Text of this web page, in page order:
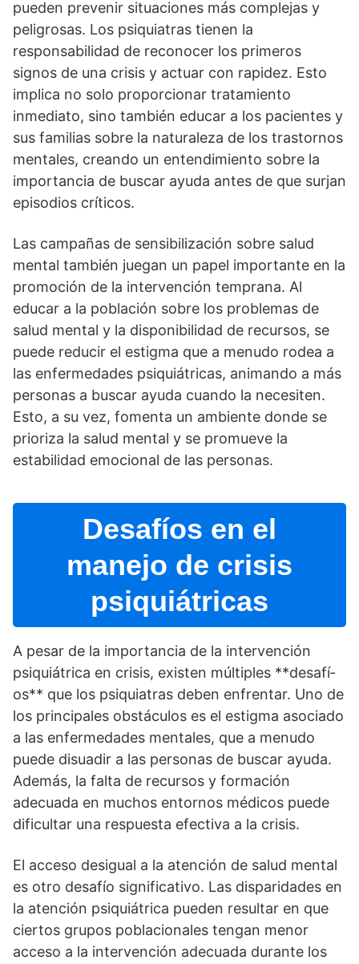
pueden prevenir situaciones más complejas y
peligrosas. Los psiquiatras tienen la
responsabilidad de reconocer los primeros
signos de una crisis y actuar con rapidez. Esto
implica no solo proporcionar tratamiento
inmediato, sino también educar a los pacientes y
sus familias sobre la naturaleza de los trastornos
mentales, creando un entendimiento sobre la
importancia de buscar ayuda antes de que surjan
episodios crí­ticos.
Las campañas de sensibilización sobre salud
mental también juegan un papel importante en la
promoción de la intervención temprana. Al
educar a la población sobre los problemas de
salud mental y la disponibilidad de recursos, se
puede reducir el estigma que a menudo rodea a
las enfermedades psiquiátricas, animando a más
personas a buscar ayuda cuando la necesiten.
Esto, a su vez, fomenta un ambiente donde se
prioriza la salud mental y se promueve la
estabilidad emocional de las personas.
Desafí­os en el
manejo de crisis
psiquiátricas
A pesar de la importancia de la intervención
psiquiátrica en crisis, existen múltiples **desafí­
os** que los psiquiatras deben enfrentar. Uno de
los principales obstáculos es el estigma asociado
a las enfermedades mentales, que a menudo
puede disuadir a las personas de buscar ayuda.
Además, la falta de recursos y formación
adecuada en muchos entornos médicos puede
dificultar una respuesta efectiva a la crisis.
El acceso desigual a la atención de salud mental
es otro desafí­o significativo. Las disparidades en
la atención psiquiátrica pueden resultar en que
ciertos grupos poblacionales tengan menor
acceso a la intervención adecuada durante los